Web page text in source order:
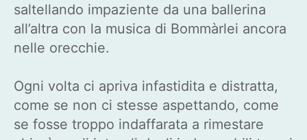
saltellando impaziente da una ballerina
all’altra con la musica di Bommàrlei ancora
nelle orecchie.
Ogni volta ci apriva infastidita e distratta,
come se non ci stesse aspettando, come
se fosse troppo indaffarata a rimestare